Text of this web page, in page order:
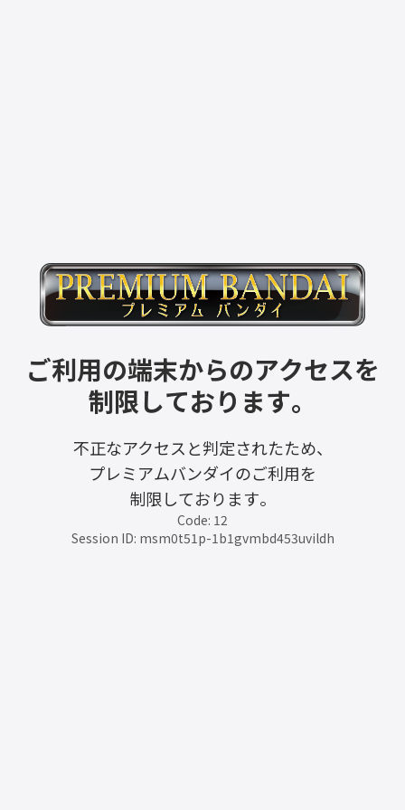
ご利用の端末からのアクセスを
制限しております。
不正なアクセスと判定されたため、
プレミアムバンダイのご利用を
制限しております。
Code: 12
Session ID: msm0t51p-1b1gvmbd453uvildh